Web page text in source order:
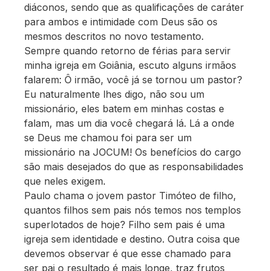
diáconos, sendo que as qualificações de caráter
para ambos e intimidade com Deus são os
mesmos descritos no novo testamento.
Sempre quando retorno de férias para servir
minha igreja em Goiânia, escuto alguns irmãos
falarem: Ô irmão, você já se tornou um pastor?
Eu naturalmente lhes digo, não sou um
missionário, eles batem em minhas costas e
falam, mas um dia você chegará lá. Lá a onde
se Deus me chamou foi para ser um
missionário na JOCUM! Os benefícios do cargo
são mais desejados do que as responsabilidades
que neles exigem.
Paulo chama o jovem pastor Timóteo de filho,
quantos filhos sem pais nós temos nos templos
superlotados de hoje? Filho sem pais é uma
igreja sem identidade e destino. Outra coisa que
devemos observar é que esse chamado para
ser pai o resultado é mais longe, traz frutos